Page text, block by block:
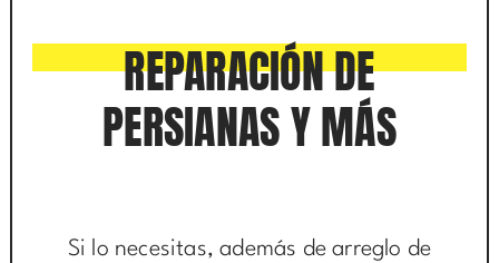
REPARACIÓN DE
PERSIANAS Y MÁS
Si lo necesitas, además de arreglo de